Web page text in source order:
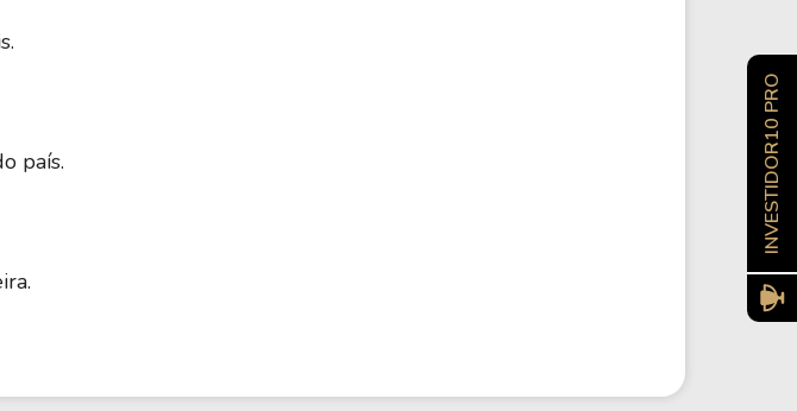
país. INVESTIDOR10 PRO